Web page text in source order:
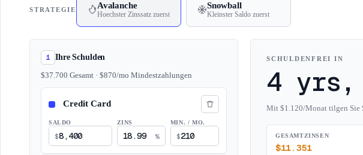
STRATEGIE Avalanche
Hoechster Zinssatz zuerst
Snowball
Kleinster Saldo zuerst
1 Ihre Schulden
$37.700 Gesamt · $870/mo Mindestzahlungen
SALDO
$
ZINS
%
MIN. / MO.
$
SCHULDENFREI IN
4 yrs,
Mit $1.120/Monat tilgen Sie
GESAMTZINSEN
$11.351